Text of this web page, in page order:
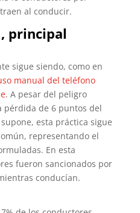
al conducir.
principal
sigue siendo, como en
manual del teléfono
. A pesar del peligro
pérdida de 6 puntos del
esta práctica sigue
representando el
En esta
fueron sancionados por
conducían.